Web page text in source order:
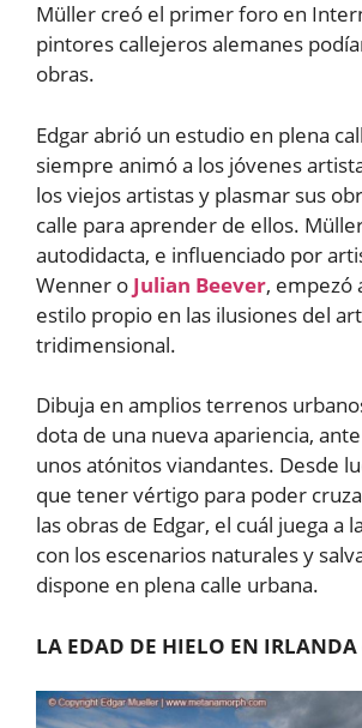
Müller creó el primer foro en
pintores callejeros alemanes
obras.
Edgar abrió un estudio en plena
siempre animó a los jóvenes
los viejos artistas y plasmar sus
calle para aprender de ellos.
autodidacta, e influenciado por
Wenner o Julian Beever, empezó
estilo propio en las ilusiones del
tridimensional.
Dibuja en amplios terrenos
dota de una nueva apariencia,
unos atónitos viandantes. Desde
que tener vértigo para poder
las obras de Edgar, el cuál juega a
con los escenarios naturales y
dispone en plena calle urbana.
LA EDAD DE HIELO EN